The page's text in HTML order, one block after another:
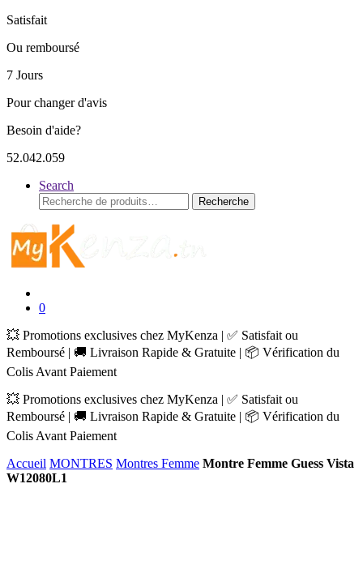
Satisfait
Ou remboursé
7 Jours
Pour changer d'avis
Besoin d'aide?
52.042.059
Search
Recherche
pour :
Recherche
0
💥 Promotions exclusives chez MyKenza | ✅ Satisfait ou
Remboursé | 🚚 Livraison Rapide & Gratuite | 📦 Vérification du
Colis Avant Paiement
💥 Promotions exclusives chez MyKenza | ✅ Satisfait ou
Remboursé | 🚚 Livraison Rapide & Gratuite | 📦 Vérification du
Colis Avant Paiement
Accueil MONTRES Montres Femme Montre Femme Guess Vista
W12080L1